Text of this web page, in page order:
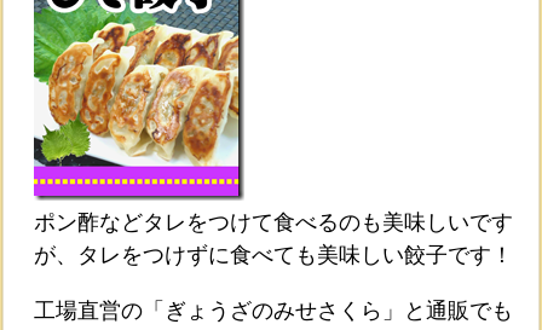
ポン酢などタレをつけて食べるのも美味しいです
が、タレをつけずに食べても美味しい餃子です！
工場直営の「ぎょうざのみせさくら」と通販でも